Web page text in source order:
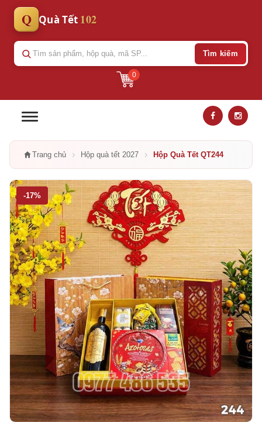
Q Quà Tết 102
0
Tìm kiếm
Trang chủ › Hộp quà tết 2027 › Hộp Quà Tết QT244
-17%